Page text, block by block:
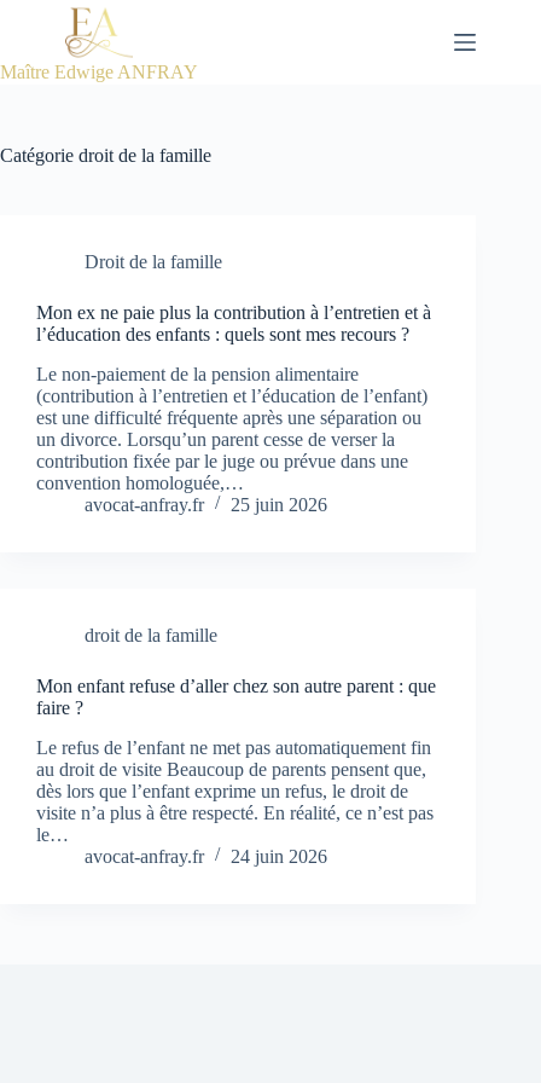
Maître Edwige ANFRAY
Catégorie droit de la famille
Droit de la famille
Mon ex ne paie plus la contribution à l’entretien et à
l’éducation des enfants : quels sont mes recours ?
Le non-paiement de la pension alimentaire
(contribution à l’entretien et l’éducation de l’enfant)
est une difficulté fréquente après une séparation ou
un divorce. Lorsqu’un parent cesse de verser la
contribution fixée par le juge ou prévue dans une
convention homologuée,…
avocat-anfray.fr
25 juin 2026
droit de la famille
Mon enfant refuse d’aller chez son autre parent : que
faire ?
Le refus de l’enfant ne met pas automatiquement fin
au droit de visite Beaucoup de parents pensent que,
dès lors que l’enfant exprime un refus, le droit de
visite n’a plus à être respecté. En réalité, ce n’est pas
le…
avocat-anfray.fr
24 juin 2026